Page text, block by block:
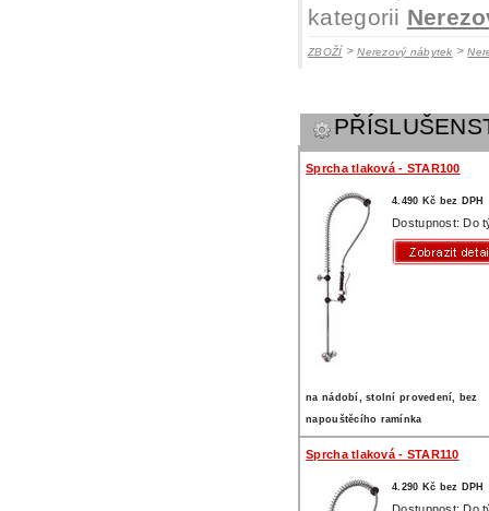
kategorii
ZBOŽÍ >Nerezový nábytek >
Sprcha tlaková - STAR100
4.490 Kč bez DPH
Dostupnost: Do
na nádobí, stolní provedení, bez
napouštěcího ramínka
Sprcha tlaková - STAR110
4.290 Kč bez DPH